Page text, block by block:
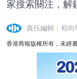
家搜索關注，解
責任編輯：程向
香港商報版權所有，未經